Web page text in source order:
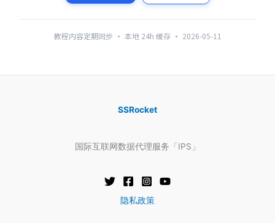
教程内容定期同步 · 本地 24h 缓存 · 2026-05-11
SSRocket
国际互联网数据代理服务「IPS」
隐私政策